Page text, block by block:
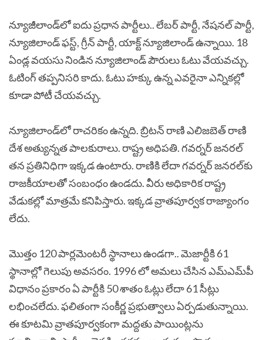
న్యూజీలాండ్‌లో ఐదు ప్రధాన పార్టీలు.. లేబర్ పార్టీ, నేషనల్ పార్టీ,
న్యూజిలాండ్ ఫస్ట్, గ్రీన్ పార్టీ, యాక్ట్‌ న్యూజిలాండ్ ఉన్నాయి. 18
ఏండ్ల వయసు నిండిన న్యూజిలాండ్ పౌరులు ఓటు వేయవచ్చు.
ఓటింగ్ తప్పనిసరి కాదు. ఓటు హక్కు ఉన్న ఎవరైనా ఎన్నికల్లో
కూడా పోటీ చేయవచ్చు.
న్యూజిలాండ్‌లో రాచరికం ఉన్నది. బ్రిటన్ రాణి ఎలిజబెత్ రాణి
దేశ అత్యున్నత పాలకురాలు. రాష్ట్ర అధిపతి. గవర్నర్ జనరల్
తన ప్రతినిధిగా ఇక్కడ ఉంటారు. రాణికి లేదా గవర్నర్ జనరల్‌కు
రాజకీయాలతో సంబంధం ఉండదు. వీరు అధికారిక రాష్ట్ర
వేడుకల్లో మాత్రమే కనిపిస్తారు. ఇక్కడ వ్రాతపూర్వక రాజ్యాంగం
లేదు.
మొత్తం 120 పార్లమెంటరీ స్థానాలు ఉండగా.. మెజార్టీకి 61
స్థానాల్లో గెలుపు అవసరం. 1996 లో అమలు చేసిన ఎమ్‌ఎమ్‌పీ
విధానం ప్రకారం ఏ పార్టీకి 50 శాతం ఓట్లు లేదా 61 సీట్లు
లభించలేదు. ఫలితంగా సంకీర్ణ ప్రభుత్వాలు ఏర్పడుతున్నాయి.
ఈ కూటమి వ్రాతపూర్వకంగా మద్దతు పాయింట్లను